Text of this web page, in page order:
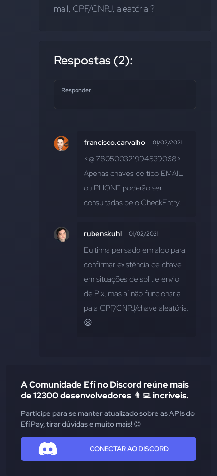
mail, CPF/CNPJ, aleatória ?
Respostas (2):
Responder
francisco.carvalho 01/02/2021
<@!780500321994539068>
Apenas chaves do tipo EMAIL
ou PHONE poderão ser
consultadas pelo CheckEntry.
rubenskuhl 01/02/2021
Eu tinha pensado em algo para
confirmar existência de chave
em situações de split e envio
de Pix, mas aí não funcionaria
para CPF/CNPJ/chave aleatória.
😦
A Comunidade Efí no Discord reúne mais
de 12300 desenvolvedores 👨‍💻 incríveis.
Participe para se manter atualizado sobre as APIs do
Efí Pay, tirar dúvidas e muito mais! 😊
CONECTAR AO DISCORD